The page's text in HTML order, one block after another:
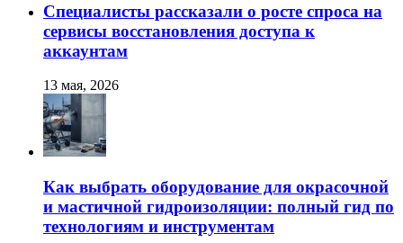
Специалисты рассказали о росте спроса на
сервисы восстановления доступа к
аккаунтам
13 мая, 2026
Как выбрать оборудование для окрасочной
и мастичной гидроизоляции: полный гид по
технологиям и инструментам